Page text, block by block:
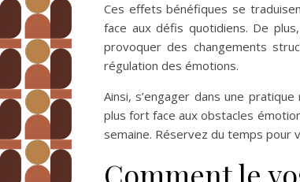
Ces effets bénéfiques se
face aux défis quotidiens. De
provoquer des changements
régulation des émotions.
Ainsi, s’engager dans une
plus fort face aux obstacles
semaine. Réservez du temps
Comment le